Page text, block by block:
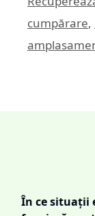
cumpărare,
În ce situații